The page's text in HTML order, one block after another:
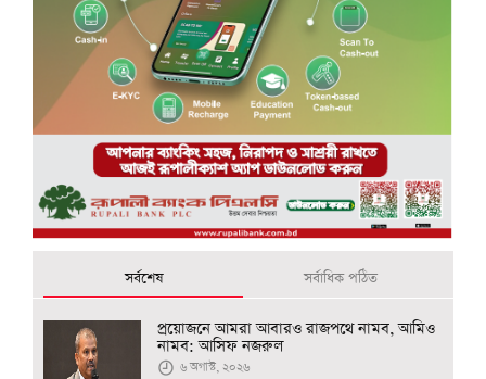
সর্বশেষ সর্বাধিক পঠিত
প্রয়োজনে আমরা আবারও রাজপথে নামব, আমিও
নামব: আসিফ নজরুল
৬ অগাস্ট, ২০২৬